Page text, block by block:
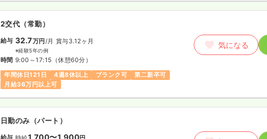
2交代（常勤）
給与 32.7万円/月 賞与3.12ヶ月
※経験5年の例
時間 9:00～17:15 （休憩60分）
年間休日121日
4週8休以上 ブランク可
第二新卒可
月給36万円以上可
気になる
日勤のみ（パート）
給与